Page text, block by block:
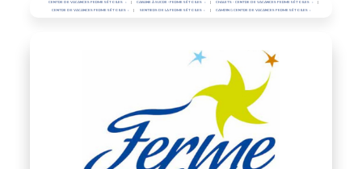
CENTRE DE VACANCES FERME 5 ÉTOILES CABANE À SUCRE • FERME 5 ÉTOILES CHALETS - CENTRE DE VACANCES FERME 5 ÉTOILES
CENTRE DE VACANCES FERME 5 ÉTOILES SENTIERS DE LA FERME 5 ÉTOILES CAMPING CENTRE DE VACANCES FERME 5 ÉTOILES